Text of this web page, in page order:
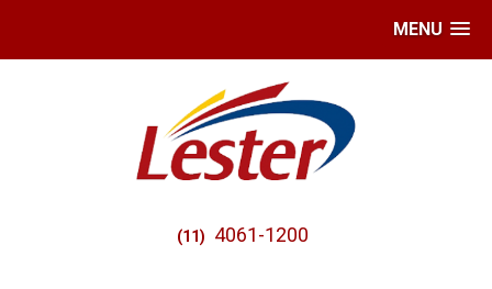
MENU
(11) 4061-1200